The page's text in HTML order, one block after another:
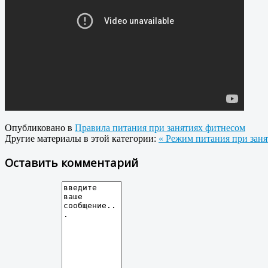
Опубликовано в Правила питания при занятиях фитнесом
Другие материалы в этой категории: « Режим питания при
Оставить комментарий